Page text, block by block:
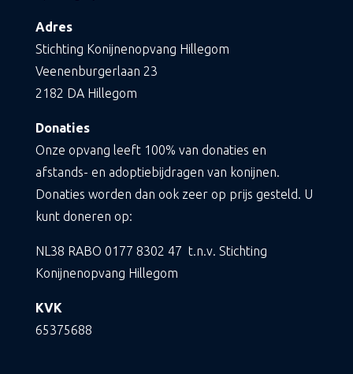
Adres
Stichting Konijnenopvang Hillegom
Veenenburgerlaan 23
2182 DA Hillegom
Donaties
Onze opvang leeft 100% van donaties en
afstands- en adoptiebijdragen van konijnen.
Donaties worden dan ook zeer op prijs gesteld. U
kunt doneren op:
NL38 RABO 0177 8302 47 t.n.v. Stichting
Konijnenopvang Hillegom
KVK
65375688